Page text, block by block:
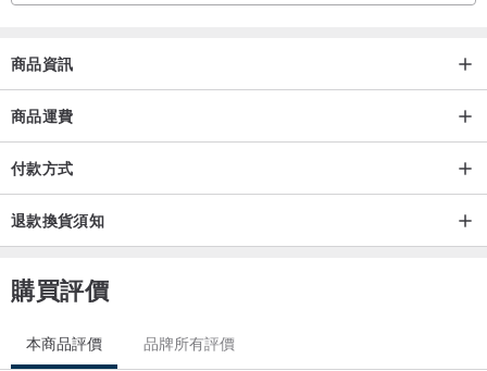
商品資訊
商品運費
付款方式
退款換貨須知
購買評價
本商品評價 品牌所有評價